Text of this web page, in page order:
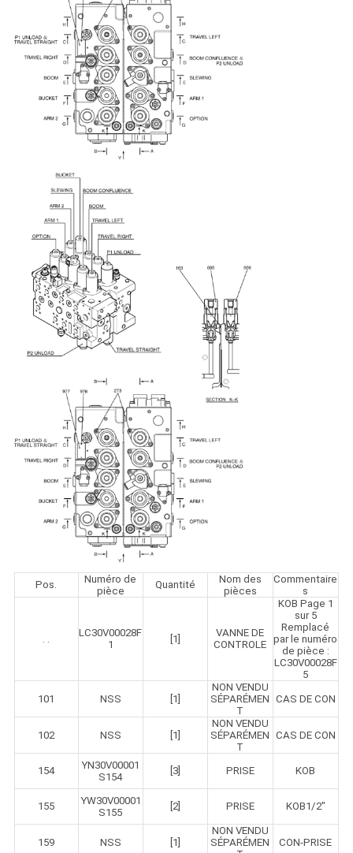
Pos.
Numéro de
pièce
Quantité
Nom des
pièces
Commentaire
s
. .
LC30V00028F
1
[1]
VANNE DE
CONTROLE
KOB Page 1
sur 5
Remplacé
par le numéro
de pièce :
LC30V00028F
5
101 NSS [1]
NON VENDU
SÉPARÉMEN
T
CAS DE CON
102 NSS [1]
NON VENDU
SÉPARÉMEN
T
CAS DE CON
154
YN30V00001
S154
[3] PRISE KOB
155
YW30V00001
S155
[2] PRISE KOB1/2"
159 NSS [1]
NON VENDU
SÉPARÉMEN
CON-PRISE